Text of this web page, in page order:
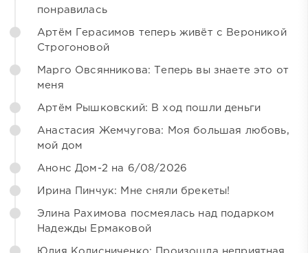
понравилась
Артём Герасимов теперь живёт с Вероникой
Строгоновой
Марго Овсянникова: Теперь вы знаете это от
меня
Артём Рышковский: В ход пошли деньги
Анастасия Жемчугова: Моя большая любовь,
мой дом
Анонс Дом-2 на 6/08/2026
Ирина Пинчук: Мне сняли брекеты!
Элина Рахимова посмеялась над подарком
Надежды Ермаковой